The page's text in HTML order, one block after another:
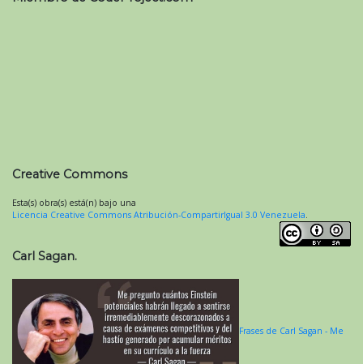
Creative Commons
Esta(s) obra(s) está(n) bajo una
Licencia Creative Commons Atribución-CompartirIgual 3.0 Venezuela
Carl Sagan.
Frases de Carl Sagan - Me